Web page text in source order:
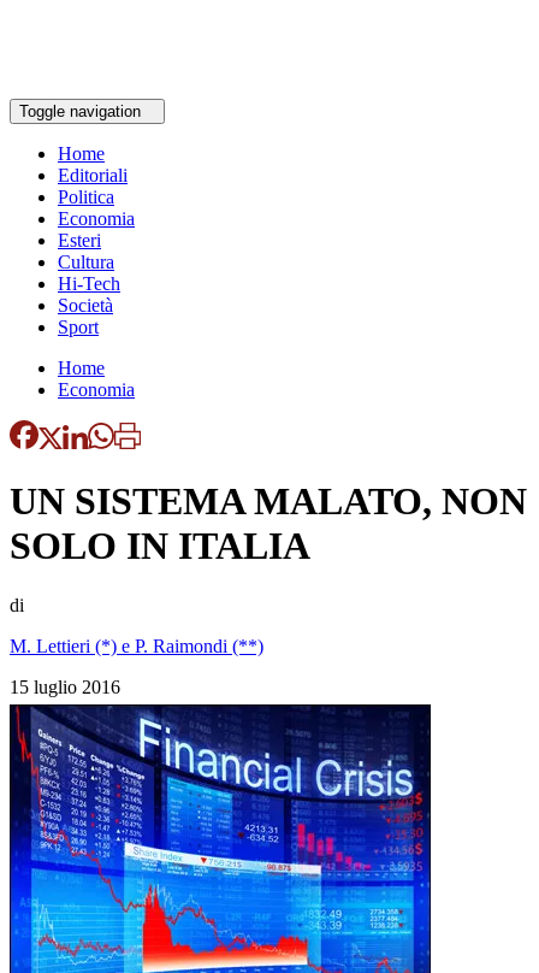
Toggle navigation
Home
Editoriali
Politica
Economia
Esteri
Cultura
Hi-Tech
Società
Sport
Home
Economia
UN SISTEMA MALATO, NON
SOLO IN ITALIA
di
M. Lettieri (*) e P. Raimondi (**)
15 luglio 2016